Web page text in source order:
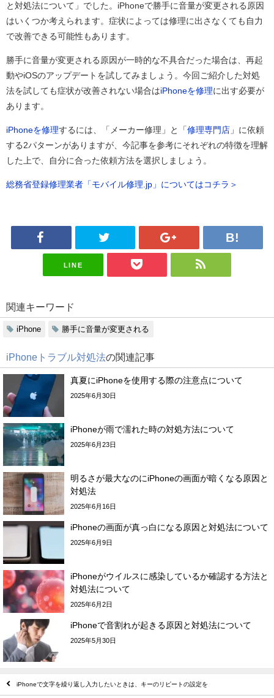
と対処法について」でした。iPhoneで勝手に音量が変更される原因
はいくつか考えられます。症状によっては修理に出さなくても自力
で改善できる可能性もあります。
勝手に音量が変更される原因が一時的な不具合だった場合は、再起
動やiOSのアップデートを試してみましょう。今回ご紹介した対処
法を試しても症状が改善されない場合はiPhoneを修理に出す必要が
あります。
iPhoneを修理するには、「メーカー修理」と「 修理専門店 」に依頼
する2パターンがありますが、今記事を参考にそれぞれの特徴を理解
した上で、自分に合った依頼方法を選択しましょう。
総務省登録修理業者「モバイル修理.jp」についてはコチラ＞
LINE
関連キーワード
iPhone 勝手に音量が変更される
iPhoneトラブル対処法の関連記事
真夏にiPhoneを使用する際の注意点について
2025年6月30日
iPhoneが雨で濡れた時の対処方法について
2025年6月23日
明るさが最大なのにiPhoneの画面が暗くなる原因と
対処法
2025年6月16日
iPhoneの画面が真っ白になる原因と対処法について
2025年6月9日
iPhoneがウイルスに感染しているか確認する方法と
対処法について
2025年6月2日
iPhoneで音割れが起きる原因と対処法について
2025年5月30日
iPhoneで文字を繰り返し入力したいときは、キーのリピートの設定を